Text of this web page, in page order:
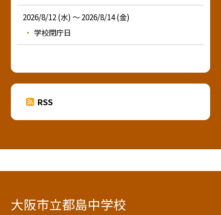
2026/8/12 (水) ～ 2026/8/14 (金)
学校閉庁日
RSS
大阪市立都島中学校